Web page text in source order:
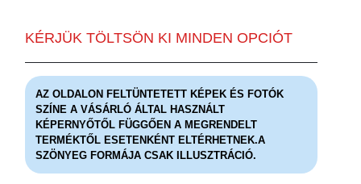
KÉRJÜK TÖLTSÖN KI MINDEN OPCIÓT
AZ OLDALON FELTÜNTETETT KÉPEK ÉS FOTÓK
SZÍNE A VÁSÁRLÓ ÁLTAL HASZNÁLT
KÉPERNYŐTŐL FÜGGŐEN A MEGRENDELT
TERMÉKTŐL ESETENKÉNT ELTÉRHETNEK.A
SZÖNYEG FORMÁJA CSAK ILLUSZTRÁCIÓ.